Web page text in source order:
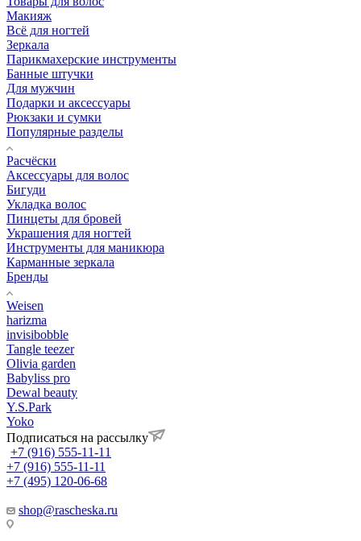
Макияж
Всё для ногтей
Зеркала
Парикмахерские инструменты
Банные штучки
Для мужчин
Подарки и аксессуары
Рюкзаки и сумки
Популярные разделы
Расчёски
Аксессуары для волос
Бигуди
Укладка волос
Пинцеты для бровей
Украшения для ногтей
Инструменты для маникюра
Карманные зеркала
Бренды
Weisen
harizma
invisibobble
Tangle teezer
Olivia garden
Babyliss pro
Dewal beauty
Y.S.Park
Yoko
Подписаться на рассылку
+7 (916) 555-11-11
+7 (916) 555-11-11
+7 (495) 120-06-68
shop@rascheska.ru